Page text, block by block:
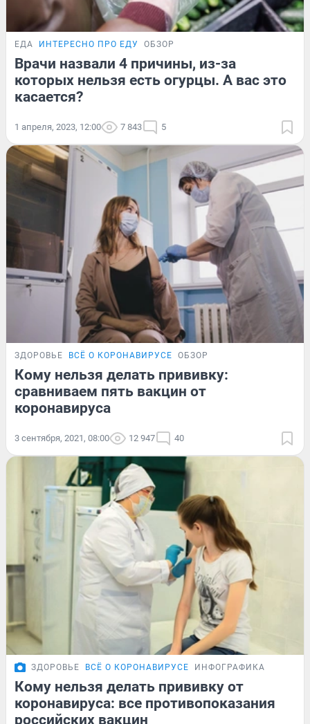
ЕДА ИНТЕРЕСНО ПРО ЕДУ ОБЗОР
Врачи назвали 4 причины, из-за
которых нельзя есть огурцы. А вас это
касается?
1 апреля, 2023, 12:00 7 843 5
ЗДОРОВЬЕ ВСЁ О КОРОНАВИРУСЕ ОБЗОР
Кому нельзя делать прививку:
сравниваем пять вакцин от
коронавируса
3 сентября, 2021, 08:00 12 947 40
ЗДОРОВЬЕ ВСЁ О КОРОНАВИРУСЕ ИНФОГРАФИКА
Кому нельзя делать прививку от
коронавируса: все противопоказания
российских вакцин